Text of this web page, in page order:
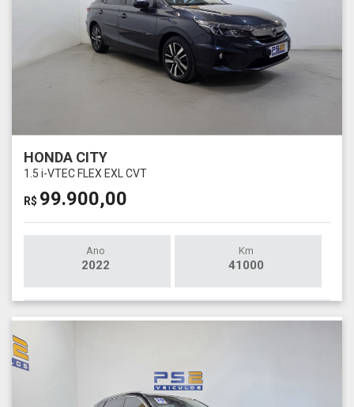
HONDA CITY
1.5 i-VTEC FLEX EXL CVT
R$ 99.900,00
Ano
2022
Km
41000